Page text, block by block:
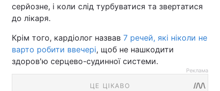
серйозне, і коли слід турбуватися та звертатися
до лікаря.
Крім того, кардіолог назвав 7 речей, які ніколи не
варто робити ввечері, щоб не нашкодити
здоров'ю серцево-судинної системи.
Реклама